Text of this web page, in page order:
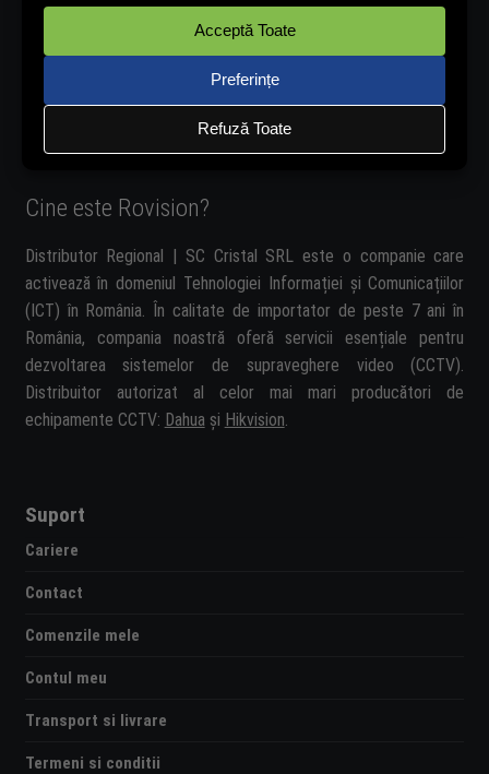
Cine este Rovision?
Distributor Regional | SC Cristal SRL este o companie care
activează în domeniul Tehnologiei Informației și Comunicațiilor
(ICT) în România. În calitate de importator de peste 7 ani în
România, compania noastră oferă servicii esențiale pentru
dezvoltarea sistemelor de supraveghere video (CCTV).
Distribuitor autorizat al celor mai mari producători de
echipamente CCTV: Dahua și Hikvision
Suport
Cariere
Contact
Comenzile mele
Contul meu
Transport si livrare
Termeni si conditii